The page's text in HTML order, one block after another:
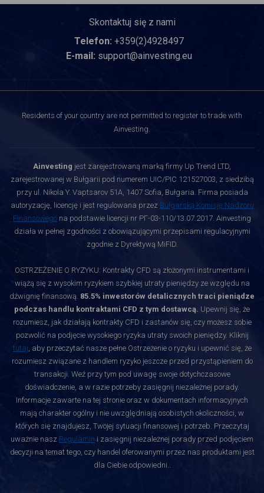
Skontaktuj się z nami
Telefon: +359(2)4928497
E-mail: support@ainvesting.eu
Residents of your country are not permitted to register to trade with
Ainvesting.
Ainvesting jest zarejestrowaną marką firmy Up Trend LTD,
zarejestrowanej w Bułgarii pod numerem UIC/PIC 121527003, z siedzibą
przy ul. Nikola Y. Vaptsarov 51A, 1407 Sofia, Bułgaria. Firma posiada
autoryzację, licencję i jest regulowana przez Bułgarską Komisję Nadzoru
Finansowego na podstawie licencji nr РГ-03-110/13.07.2017. Ainvesting
działa w pełnej zgodności z obowiązującymi przepisami regulacyjnymi
zgodnie z Dyrektywą MiFID.
OSTRZEŻENIE O RYZYKU: Kontrakty CFD są złożonymi instrumentami i
wiążą się z wysokim ryzykiem szybkiej utraty pieniędzy ze względu na
dźwignię finansową. 85.5% inwestorów detalicznych traci pieniądze
podczas handlu kontraktami CFD z tym dostawcą. Upewnij się, że
rozumiesz, jak działają kontrakty CFD i zastanów się, czy możesz sobie
pozwolić na podjęcie wysokiego ryzyka utraty swoich pieniędzy. Kliknij
tutaj, aby przeczytać nasze pełne Ostrzeżenie o ryzyku i upewnić się, że
rozumiesz związane z handlem ryzyko jeszcze przed przystąpieniem do
transakcji. Weź przy tym pod uwagę swoje dotychczasowe
doświadczenie, a w razie potrzeby zasięgnij niezależnej porady.
Informacje zawarte na tej stronie oraz w dokumentach informacyjnych
mają charakter ogólny i nie uwzględniają osobistych okoliczności, w
których się znajdujesz, Twojej sytuacji finansowej i potrzeb. Przeczytaj
uważnie nasz Regulamin i zasięgnij niezależnej porady przed podjęciem
decyzji na temat tego, czy handel oferowanymi przez nas produktami jest
dla Ciebie odpowiedni..